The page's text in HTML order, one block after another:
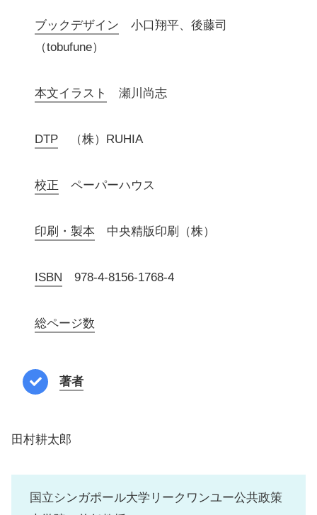
ブックデザイン 小口翔平、後藤司
（tobufune）
本文イラスト 瀬川尚志
DTP （株）RUHIA
校正 ペーパーハウス
印刷・製本 中央精版印刷（株）
ISBN 978-4-8156-1768-4
総ページ数
著者
田村耕太郎
国立シンガポール大学リークワンユー公共政策